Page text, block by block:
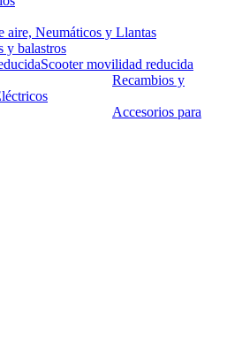
aire, Neumáticos y Llantas
y balastros
Scooter movilidad reducida
Recambios y
Accesorios para